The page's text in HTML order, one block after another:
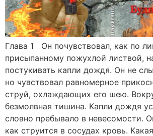
Глава 1 Он почувствовал, как по
присыпанному пожухлой листвой,
постукивать капли дождя. Он не
но чувствовал равномерное
струй, охлаждающих его шею.
безмолвная тишина. Капли дождя
словно пребывало в невесомости.
как струится в сосудах кровь.